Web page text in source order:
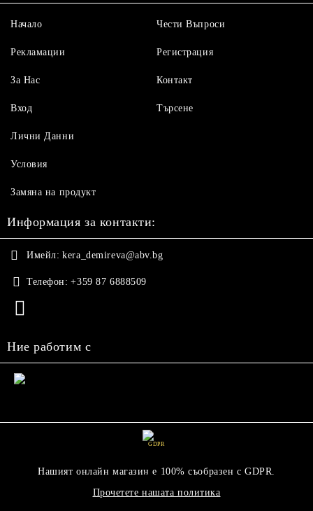
Начало
Рекламации
За Нас
Вход
Чести Въпроси
Регистрация
Контакт
Търсене
Лични Данни
Условия
Замяна на продукт
Информация за контакти:
Имейл: kera_demireva@abv.bg
Телефон: +359 87 6888509
Ние работим с
GDPR
Нашият онлайн магазин е 100% съобразен с GDPR.
Прочетете нашата политика